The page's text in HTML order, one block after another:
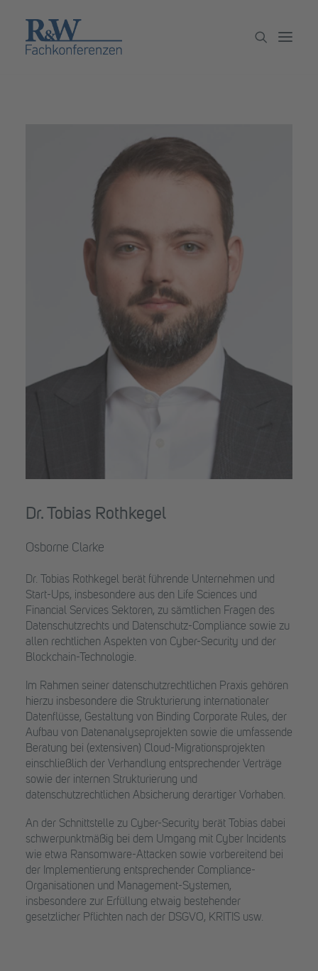
Partner werden
Dr. Tobias Rothkegel
Osborne Clarke
Dr. Tobias Rothkegel berät führende Unternehmen und
Start-Ups, insbesondere aus den Life Sciences und
Financial Services Sektoren, zu sämtlichen Fragen des
Datenschutzrechts und Datenschutz-Compliance sowie zu
allen rechtlichen Aspekten von Cyber-Security und der
Blockchain-Technologie.
Im Rahmen seiner datenschutzrechtlichen Praxis gehören
hierzu insbesondere die Strukturierung internationaler
Datenflüsse, Gestaltung von Binding Corporate Rules, der
Aufbau von Datenanalyseprojekten sowie die umfassende
Beratung bei (extensiven) Cloud-Migrationsprojekten
einschließlich der Verhandlung entsprechender Verträge
sowie der internen Strukturierung und
datenschutzrechtlichen Absicherung derartiger Vorhaben.
An der Schnittstelle zu Cyber-Security berät Tobias dabei
schwerpunktmäßig bei dem Umgang mit Cyber Incidents
wie etwa Ransomware-Attacken sowie vorbereitend bei
der Implementierung entsprechender Compliance-
Organisationen und Management-Systemen,
insbesondere zur Erfüllung etwaig bestehender
gesetzlicher Pflichten nach der DSGVO, KRITIS usw.